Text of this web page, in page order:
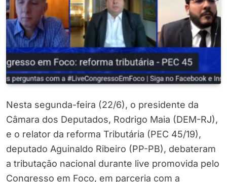
Nesta segunda-feira (22/6), o presidente da
Câmara dos Deputados, Rodrigo Maia (DEM-RJ),
e o relator da reforma Tributária (PEC 45/19),
deputado Aguinaldo Ribeiro (PP-PB), debateram
a tributação nacional durante live promovida pelo
Congresso em Foco, em parceria com a